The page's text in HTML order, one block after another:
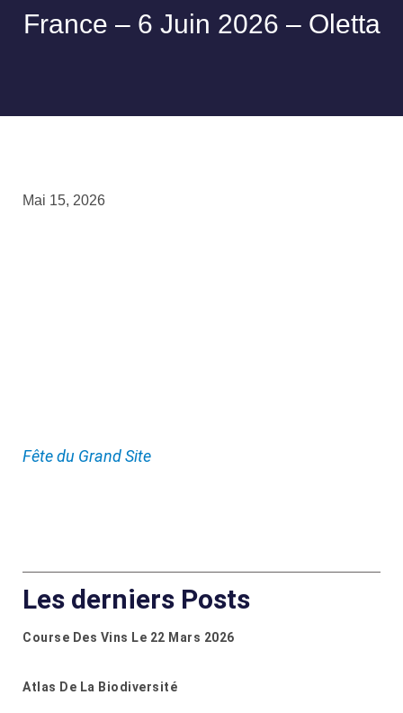
France – 6 Juin 2026 – Oletta
Mai 15, 2026
Fête du Grand Site
Les derniers Posts
Course Des Vins Le 22 Mars 2026
Atlas De La Biodiversité